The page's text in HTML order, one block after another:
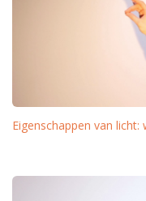
Eigenschappen van